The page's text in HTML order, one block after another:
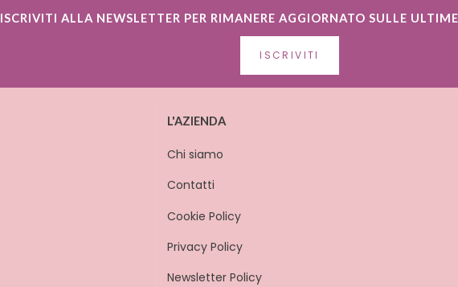
ISCRIVITI ALLA NEWSLETTER PER RIMANERE AGGIORNATO SULLE
ISCRIVITI
L'AZIENDA
Chi siamo
Contatti
Cookie Policy
Privacy Policy
Newsletter Policy